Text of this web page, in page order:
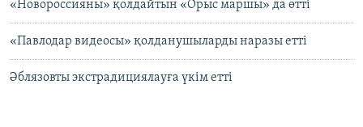
«Новороссияны» қолдайтын «Орыс маршы» да өтті
«Павлодар видеосы» қолданушыларды наразы етті
Әблязовты экстрадициялауға үкім етті